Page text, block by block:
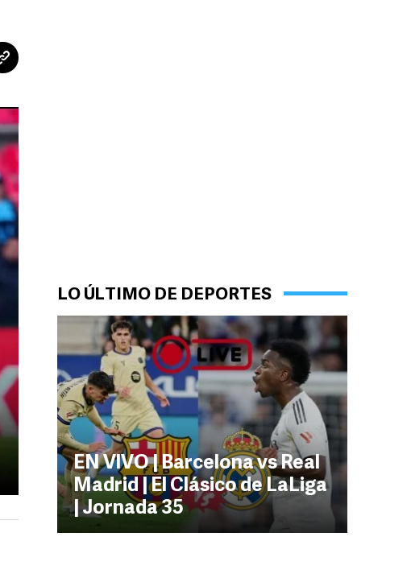
LO ÚLTIMO DE DEPORTES
EN VIVO | Barcelona vs Real
Madrid | El Clásico de LaLiga
| Jornada 35